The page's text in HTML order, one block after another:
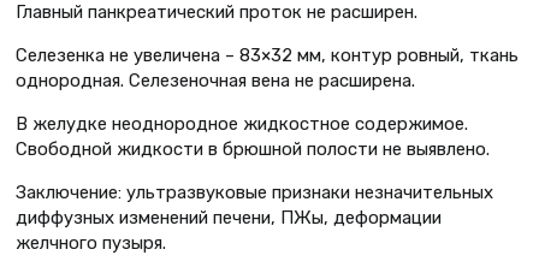
Главный панкреатический проток не расширен.
Селезенка не увеличена – 83×32 мм, контур ровный, ткань
однородная. Селезеночная вена не расширена.
В желудке неоднородное жидкостное содержимое.
Свободной жидкости в брюшной полости не выявлено.
Заключение: ультразвуковые признаки незначительных
диффузных изменений печени, ПЖы, деформации
желчного пузыря.